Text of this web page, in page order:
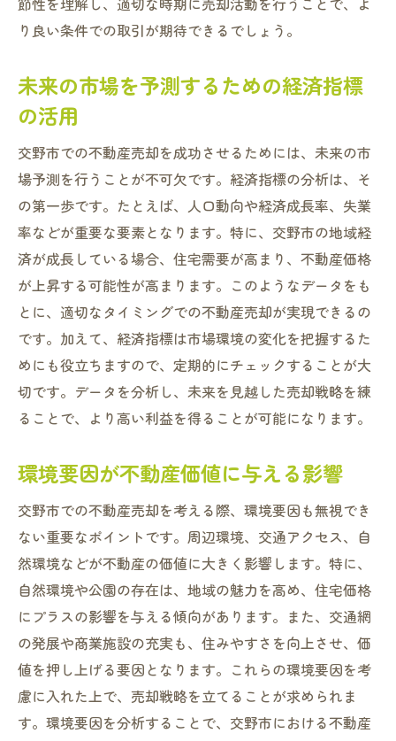
問題発生時の対処法と事前準備
ポート方法
顧客に対するアフターサポートの重要性
プロフェッショナルネットワークの活用法
売却の各フェーズでのサポート内容
個別ニーズに応じたサポートプランの提案
売却後のサポートで信頼関係を築く方法
り良い条件での取引が期待できるでしょう。
未来の市場を予測するための経済指標
の活用
交野市での不動産売却を成功させるためには、未来の市
場予測を行うことが不可欠です。経済指標の分析は、そ
の第一歩です。たとえば、人口動向や経済成長率、失業
率などが重要な要素となります。特に、交野市の地域経
済が成長している場合、住宅需要が高まり、不動産価格
が上昇する可能性が高まります。このようなデータをも
とに、適切なタイミングでの不動産売却が実現できるの
です。加えて、経済指標は市場環境の変化を把握するた
めにも役立ちますので、定期的にチェックすることが大
切です。データを分析し、未来を見越した売却戦略を練
ることで、より高い利益を得ることが可能になります。
環境要因が不動産価値に与える影響
交野市での不動産売却を考える際、環境要因も無視でき
ない重要なポイントです。周辺環境、交通アクセス、自
然環境などが不動産の価値に大きく影響します。特に、
自然環境や公園の存在は、地域の魅力を高め、住宅価格
にプラスの影響を与える傾向があります。また、交通網
の発展や商業施設の充実も、住みやすさを向上させ、価
値を押し上げる要因となります。これらの環境要因を考
慮に入れた上で、売却戦略を立てることが求められま
す。環境要因を分析することで、交野市における不動産